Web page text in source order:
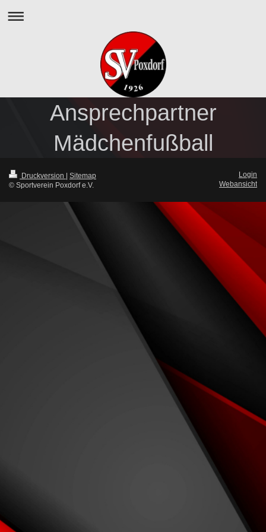
Ansprechpartner
Mädchenfußball
Druckversion | Sitemap
© Sportverein Poxdorf e.V.
Login
Webansicht